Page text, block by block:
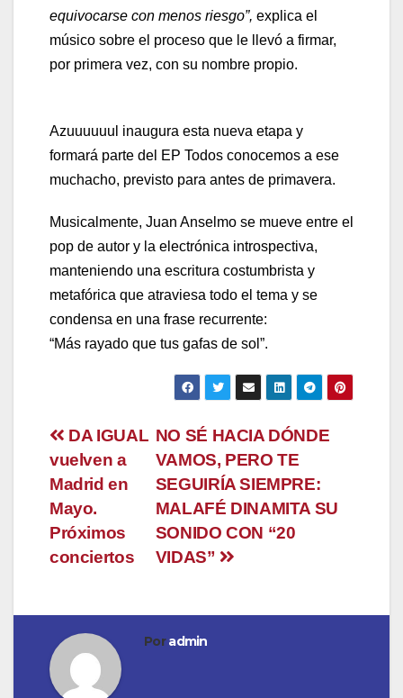
equivocarse con menos riesgo”, explica el
músico sobre el proceso que le llevó a firmar,
por primera vez, con su nombre propio.
Azuuuuuul inaugura esta nueva etapa y
formará parte del EP Todos conocemos a ese
muchacho, previsto para antes de primavera.
Musicalmente, Juan Anselmo se mueve entre el
pop de autor y la electrónica introspectiva,
manteniendo una escritura costumbrista y
metafórica que atraviesa todo el tema y se
condensa en una frase recurrente:
“Más rayado que tus gafas de sol”.
Navegación
de
entradas
NO SÉ HACIA DÓNDE
VAMOS, PERO TE
SEGUIRÍA SIEMPRE:
MALAFÉ DINAMITA SU
SONIDO CON “20
VIDAS”
DA IGUAL
vuelven a
Madrid en
Mayo.
Próximos
conciertos
Poradmin